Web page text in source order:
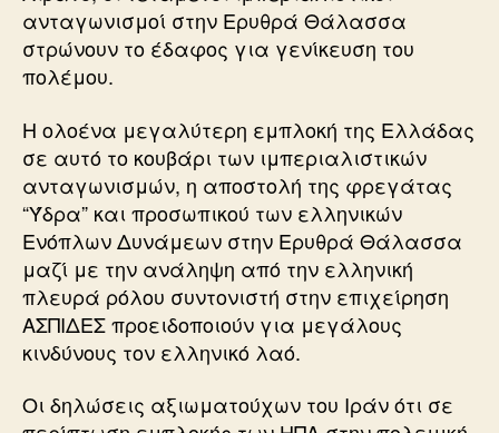
ανταγωνισμοί στην Ερυθρά Θάλασσα
στρώνουν το έδαφος για γενίκευση του
πολέμου.
Η ολοένα μεγαλύτερη εμπλοκή της Ελλάδας
σε αυτό το κουβάρι των ιμπεριαλιστικών
ανταγωνισμών, η αποστολή της φρεγάτας
“Ύδρα” και προσωπικού των ελληνικών
Ενόπλων Δυνάμεων στην Ερυθρά Θάλασσα
μαζί με την ανάληψη από την ελληνική
πλευρά ρόλου συντονιστή στην επιχείρηση
ΑΣΠΙΔΕΣ προειδοποιούν για μεγάλους
κινδύνους τον ελληνικό λαό.
Οι δηλώσεις αξιωματούχων του Ιράν ότι σε